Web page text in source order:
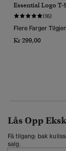
Essential Logo T-
(16)
Flere Farger
Kr 299,00
Lås Opp
Få tilgang: bak
salg.